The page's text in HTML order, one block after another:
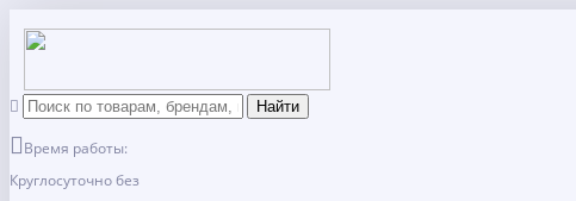
Время работы:
Круглосуточно без